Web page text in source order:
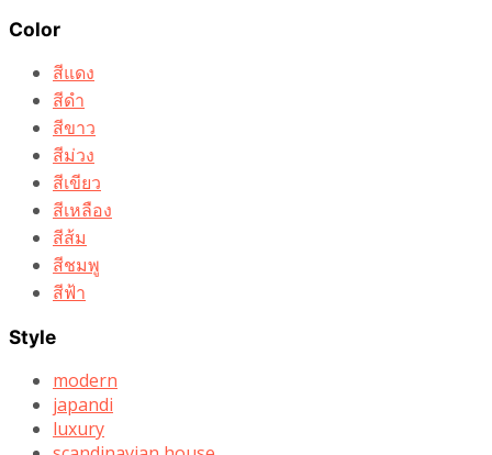
Color
สีแดง
สีดำ
สีขาว
สีม่วง
สีเขียว
สีเหลือง
สีส้ม
สีชมพู
สีฟ้า
Style
modern
japandi
luxury